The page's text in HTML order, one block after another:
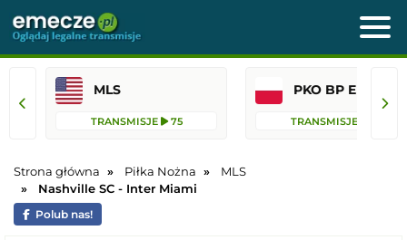
MLS
TRANSMISJE 75 TRANSMISJE
Strona główna Piłka Nożna
MLS
Nashville SC - Inter Miami
Polub nas!